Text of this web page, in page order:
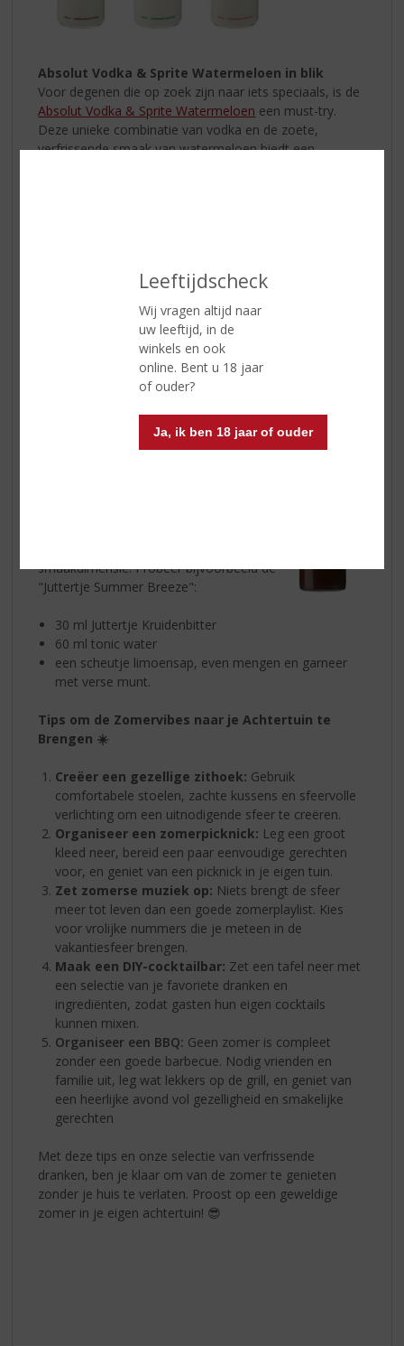
Leeftijdscheck
Wij vragen altijd naar
uw leeftijd, in de
winkels en ook
online. Bent u 18 jaar
of ouder?
Ja, ik ben 18 jaar of ouder
Absolut Vodka & Sprite Watermeloen in blik
Voor degenen die op zoek zijn naar iets speciaals, is de
Absolut Vodka & Sprite Watermeloen een must-try.
Deze unieke combinatie van vodka en de zoete,
verfrissende smaak van watermeloen biedt een
Juttertje Kruidenbitter
Hoewel het misschien verrassend klinkt,
Juttertje Kruidenbitterook geweldig
voor de zomer! De rijke kruidenmix biedt
smaakdimensie. Probeer bijvoorbeeld de
"Juttertje Summer Breeze":
30 ml Juttertje Kruidenbitter
60 ml tonic water
een scheutje limoensap, even mengen en garneer
met verse munt.
Tips om de Zomervibes naar je Achtertuin te
Brengen ☀️
Creëer een gezellige zithoek: Gebruik
comfortabele stoelen, zachte kussens en sfeervolle
verlichting om een uitnodigende sfeer te creëren.
Organiseer een zomerpicknick: Leg een groot
kleed neer, bereid een paar eenvoudige gerechten
voor, en geniet van een picknick in je eigen tuin.
Zet zomerse muziek op: Niets brengt de sfeer
meer tot leven dan een goede zomerplaylist. Kies
voor vrolijke nummers die je meteen in de
vakantiesfeer brengen.
Maak een DIY-cocktailbar: Zet een tafel neer met
een selectie van je favoriete dranken en
ingrediënten, zodat gasten hun eigen cocktails
kunnen mixen.
Organiseer een BBQ: Geen zomer is compleet
zonder een goede barbecue. Nodig vrienden en
familie uit, leg wat lekkers op de grill, en geniet van
een heerlijke avond vol gezelligheid en smakelijke
gerechten
Met deze tips en onze selectie van verfrissende
dranken, ben je klaar om van de zomer te genieten
zonder je huis te verlaten. Proost op een geweldige
zomer in je eigen achtertuin! 😎